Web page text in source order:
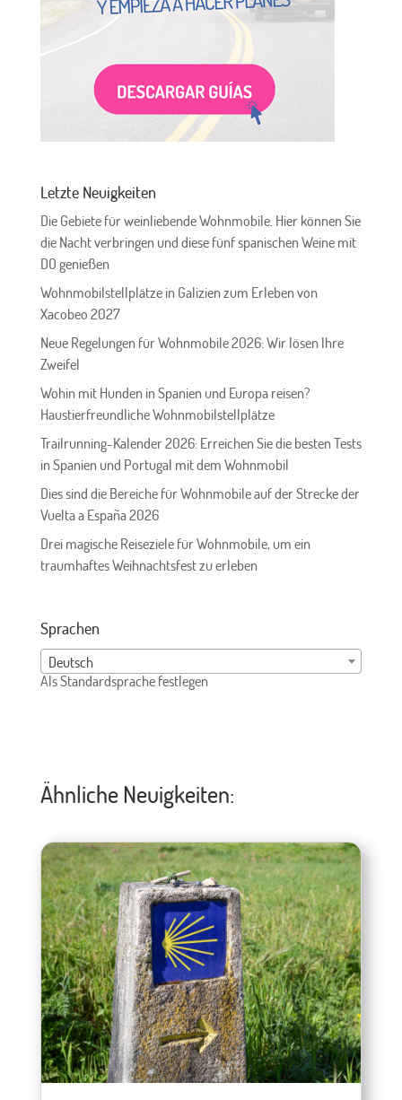
Letzte Neuigkeiten
Die Gebiete für weinliebende Wohnmobile. Hier können Sie
die Nacht verbringen und diese fünf spanischen Weine mit
DO genießen
Wohnmobilstellplätze in Galizien zum Erleben von
Xacobeo 2027
Neue Regelungen für Wohnmobile 2026: Wir lösen Ihre
Zweifel
Wohin mit Hunden in Spanien und Europa reisen?
Haustierfreundliche Wohnmobilstellplätze
Trailrunning-Kalender 2026: Erreichen Sie die besten Tests
in Spanien und Portugal mit dem Wohnmobil
Dies sind die Bereiche für Wohnmobile auf der Strecke der
Vuelta a España 2026
Drei magische Reiseziele für Wohnmobile, um ein
traumhaftes Weihnachtsfest zu erleben
Sprachen
Deutsch
Als Standardsprache festlegen
Ähnliche Neuigkeiten: